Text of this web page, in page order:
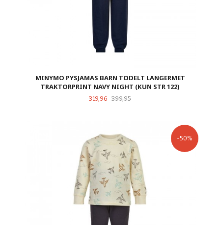
MINYMO PYSJAMAS BARN TODELT LANGERMET
TRAKTORPRINT NAVY NIGHT (KUN STR 122)
Tilbud
319,96 399,95Rabatt
-50%